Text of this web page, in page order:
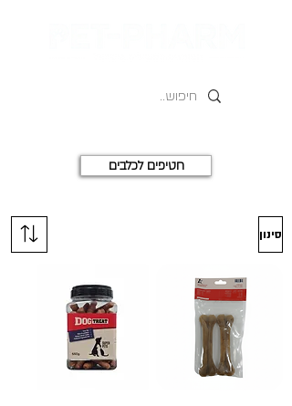
חטיפים לכלבים
סינון